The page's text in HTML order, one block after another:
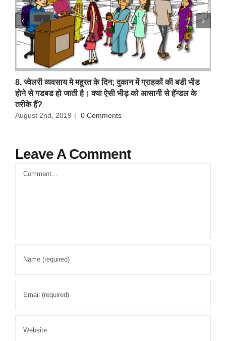
8. ज्वेलरी व्यवसाय मे महूरत के दिन; दुकान में ग्राहकों की बडी भीड
होने से गडबड हो जाती है। क्या ऐसी भीड़ को आसानी से हॅन्डल के
तरीके हैं?
August 2nd, 2019 | 0 Comments
Leave A Comment
Comment